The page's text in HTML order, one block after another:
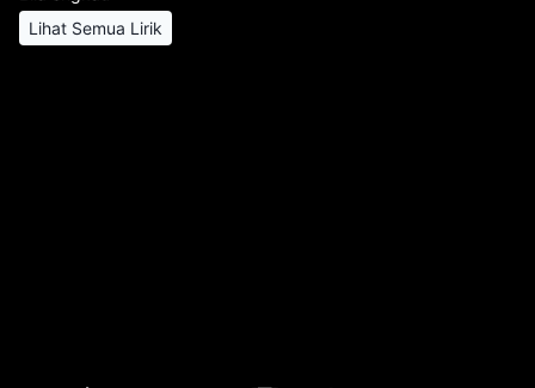
Lihat Semua Lirik